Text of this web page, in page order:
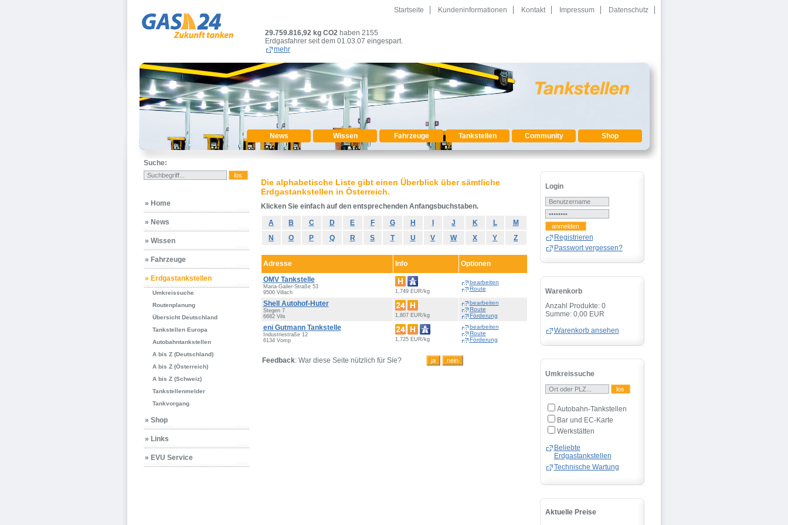
Startseite Kundeninformationen Kontakt Impressum Datenschutz
29.759.816,92 kg CO2 haben 2155
Erdgasfahrer seit dem 01.03.07 eingespart.
mehr
News Wissen Fahrzeuge Tankstellen Community Shop
Suche:
» Home
» News
» Wissen
» Fahrzeuge
» Erdgastankstellen
Umkreissuche
Routenplanung
Übersicht Deutschland
Tankstellen Europa
Autobahntankstellen
A bis Z (Deutschland)
A bis Z (Österreich)
A bis Z (Schweiz)
Tankstellenmelder
Tankvorgang
» Shop
» Links
» EVU Service
Die alphabetische Liste gibt einen Überblick über sämtliche
Erdgastankstellen in Österreich.
Klicken Sie einfach auf den entsprechenden Anfangsbuchstaben.
A
B C D E F G H J K L
M
N
O P Q R S T U V W X Y Z
Adresse Info
Optionen
OMV Tankstelle
Maria-Gailer-Straße 53
9500 Villach
1,749 EUR/kg
bearbeiten
Route
Shell Autohof-Huter
Stegen 7
6682 Vils
1,807 EUR/kg
bearbeiten
Route
Förderung
eni Gutmann Tankstelle
Industriestraße 12
6134 Vomp
1,725 EUR/kg
bearbeiten
Route
Förderung
Feedback: War diese Seite nützlich für Sie?
Login
Registrieren
Passwort vergessen?
Warenkorb
Anzahl Produkte: 0
Summe: 0,00 EUR
Warenkorb ansehen
Umkreissuche
Autobahn-Tankstellen
Bar und EC-Karte
Werkstätten
Beliebte
Erdgastankstellen
Technische Wartung
Aktuelle Preise